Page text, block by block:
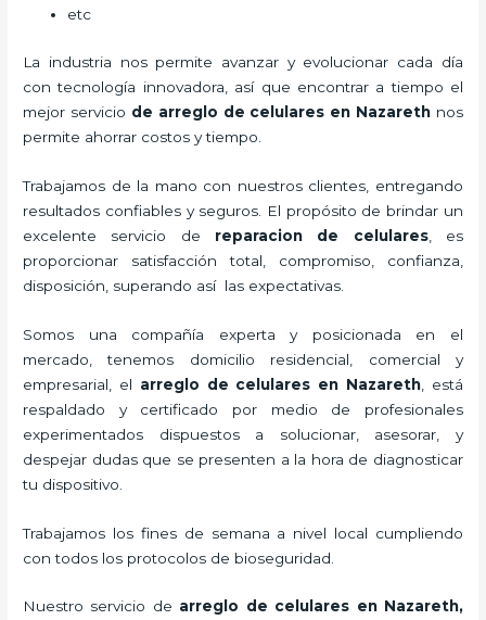
etc
La industria nos permite avanzar y evolucionar cada día
con tecnología innovadora, así que encontrar a tiempo el
mejor servicio de arreglo de celulares en Nazareth nos
permite ahorrar costos y tiempo.
Trabajamos de la mano con nuestros clientes, entregando
resultados confiables y seguros. El propósito de brindar un
excelente servicio de reparacion de celulares, es
proporcionar satisfacción total, compromiso, confianza,
disposición, superando así las expectativas.
Somos una compañía experta y posicionada en el
mercado, tenemos domicilio residencial, comercial y
empresarial, el arreglo de celulares en Nazareth , está
respaldado y certificado por medio de profesionales
experimentados dispuestos a solucionar, asesorar, y
despejar dudas que se presenten a la hora de diagnosticar
tu dispositivo.
Trabajamos los fines de semana a nivel local cumpliendo
con todos los protocolos de bioseguridad.
Nuestro servicio de arreglo de celulares en Nazareth,